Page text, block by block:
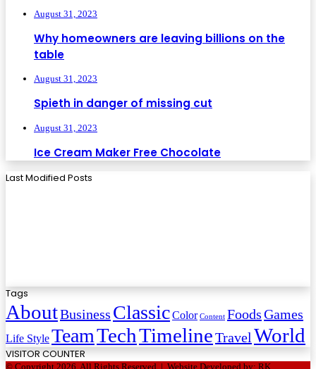
August 31, 2023
Why homeowners are leaving billions on the
table
August 31, 2023
Spieth in danger of missing cut
August 31, 2023
Ice Cream Maker Free Chocolate
Last Modified Posts
Tags
AboutBusiness ClassicColor Content FoodsGames
Life StyleTeamTechTimelineTravel World
VISITOR COUNTER
© Copyright 2026, All Rights Reserved | Website Developed by: RK